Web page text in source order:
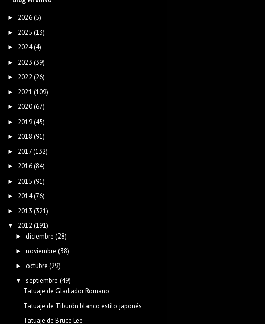
► 2026(5)
► 2025 (13)
► 2024(4)
► 2023 (39)
► 2022 (26)
► 2021 (109)
► 2020(67)
► 2019(45)
► 2018 (91)
► 2017(132)
► 2016(84)
► 2015 (91)
► 2014(76)
► 2013 (321)
▼ 2012 (191)
► diciembre (28)
► noviembre (38)
► octubre (29)
▼ septiembre (49)
Tatuaje de Gladiador Romano
Tatuaje de Tiburón blanco estilo japonés
Tatuaje de Bruce Lee